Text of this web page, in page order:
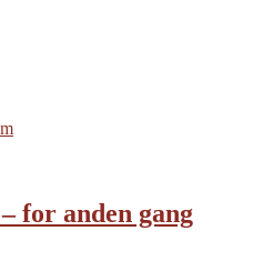
for anden gang